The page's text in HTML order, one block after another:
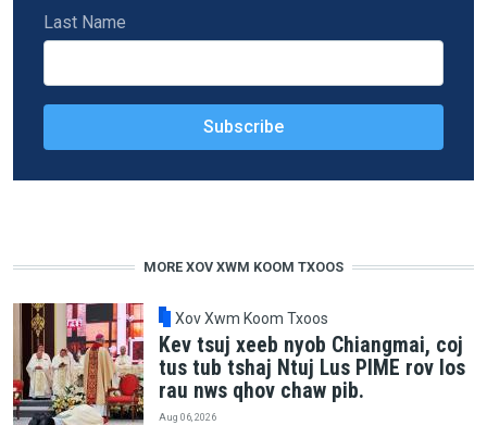
Last Name
MORE XOV XWM KOOM TXOOS
Xov Xwm Koom Txoos
Kev tsuj xeeb nyob Chiangmai, coj
tus tub tshaj Ntuj Lus PIME rov los
rau nws qhov chaw pib.
Aug 06, 2026